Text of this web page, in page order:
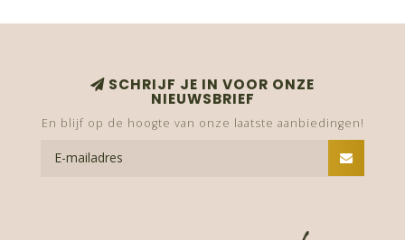
SCHRIJF JE IN VOOR ONZE
NIEUWSBRIEF
En blijf op de hoogte van onze laatste aanbiedingen!